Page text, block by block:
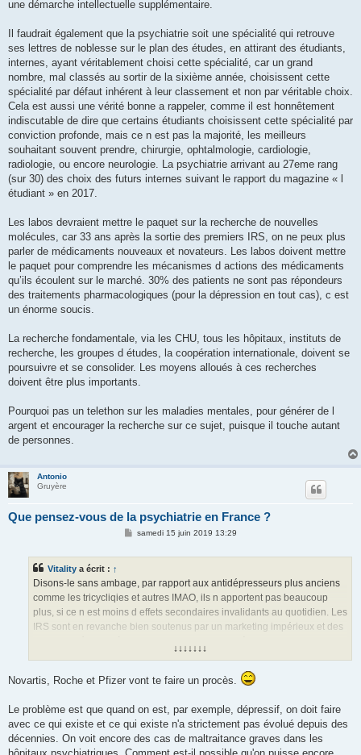
une démarche intellectuelle supplémentaire.
Il faudrait également que la psychiatrie soit une spécialité qui retrouve
ses lettres de noblesse sur le plan des études, en attirant des étudiants,
internes, ayant véritablement choisi cette spécialité, car un grand
nombre, mal classés au sortir de la sixième année, choisissent cette
spécialité par défaut inhérent à leur classement et non par véritable choix.
Cela est aussi une vérité bonne a rappeler, comme il est honnêtement
indiscutable de dire que certains étudiants choisissent cette spécialité par
conviction profonde, mais ce n est pas la majorité, les meilleurs
souhaitant souvent prendre, chirurgie, ophtalmologie, cardiologie,
radiologie, ou encore neurologie. La psychiatrie arrivant au 27eme rang
(sur 30) des choix des futurs internes suivant le rapport du magazine « l
étudiant » en 2017.
Les labos devraient mettre le paquet sur la recherche de nouvelles
molécules, car 33 ans après la sortie des premiers IRS, on ne peux plus
parler de médicaments nouveaux et novateurs. Les labos doivent mettre
le paquet pour comprendre les mécanismes d actions des médicaments
qu’ils écoulent sur le marché. 30% des patients ne sont pas répondeurs
des traitements pharmacologiques (pour la dépression en tout cas), c est
un énorme soucis.
La recherche fondamentale, via les CHU, tous les hôpitaux, instituts de
recherche, les groupes d études, la coopération internationale, doivent se
poursuivre et se consolider. Les moyens alloués à ces recherches
doivent être plus importants.
Pourquoi pas un telethon sur les maladies mentales, pour générer de l
argent et encourager la recherche sur ce sujet, puisque il touche autant
de personnes.
Antonio
Gruyère
Que pensez-vous de la psychiatrie en France ?
M
g
e
samedi 15 juin 2019 13:29
Vitality a écrit : ↑
Disons-le sans ambage, par rapport aux antidépresseurs plus anciens
comme les tricycliqies et autres IMAO, ils n apportent pas beaucoup
plus, si ce n est moins d effets secondaires invalidants au quotidien. Les
IRS sont en revanche bien soutenus par un marketing impérieux et des
↓↓↓↓↓↓↓
Novartis, Roche et Pfizer vont te faire un procès.
Le problème est que quand on est, par exemple, dépressif, on doit faire
avec ce qui existe et ce qui existe n'a strictement pas évolué depuis des
décennies. On voit encore des cas de maltraitance graves dans les